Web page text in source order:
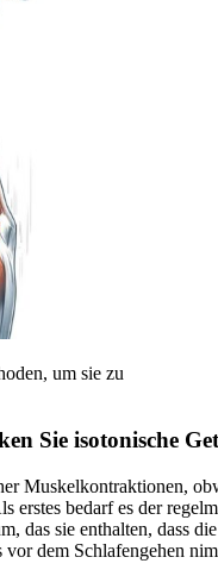
um sie zu
Sie isotonische
Muskelkontraktionen,
erstes bedarf es der
das sie enthalten, dass
dem Schlafengehen